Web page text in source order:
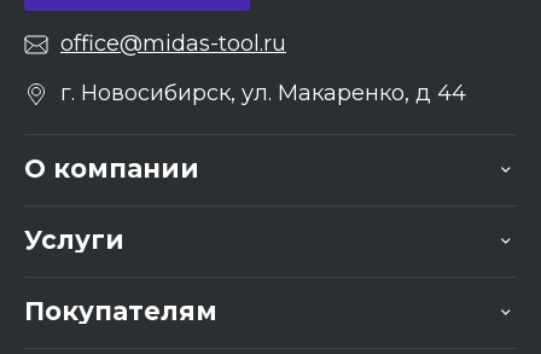
office@midas-tool.ru
г. Новосибирск, ул. Макаренко, д 44
О компании
Услуги
Покупателям